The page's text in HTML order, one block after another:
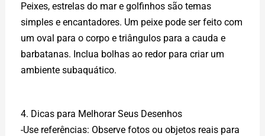
Peixes, estrelas do mar e golfinhos são temas
simples e encantadores. Um peixe pode ser feito com
um oval para o corpo e triângulos para a cauda e
barbatanas. Inclua bolhas ao redor para criar um
ambiente subaquático.
4. Dicas para Melhorar Seus Desenhos
-Use referências: Observe fotos ou objetos reais para